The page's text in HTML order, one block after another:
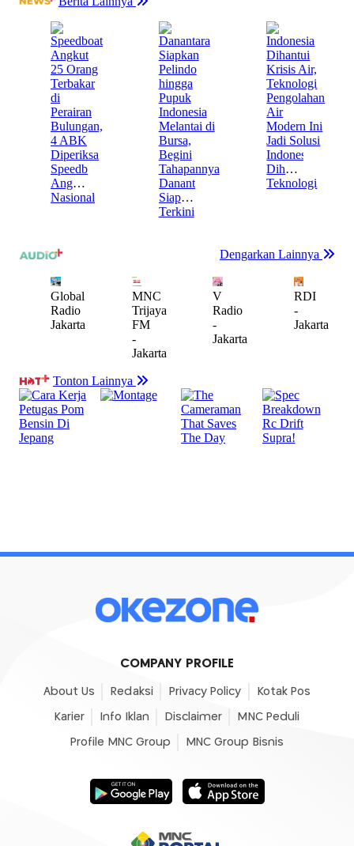
COMPANY PROFILE
About Us Redaksi Privacy Policy Kotak Pos
Karier Info Iklan Disclaimer MNC Peduli
Profile MNC Group MNC Group Bisnis